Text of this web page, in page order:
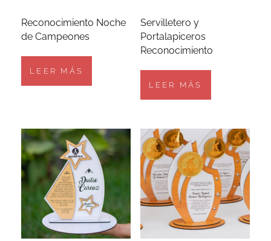
Reconocimiento Noche
de Campeones
LEER MÁS
Servilletero y
Portalapiceros
Reconocimiento
LEER MÁS